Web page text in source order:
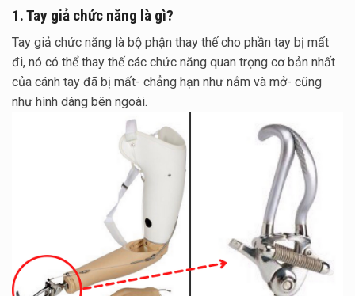
1. Tay giả chức năng là gì?
Tay giả chức năng là bộ phận thay thế cho phần tay bị mất
đi, nó có thể thay thế các chức năng quan trọng cơ bản nhất
của cánh tay đã bị mất- chẳng hạn như nắm và mở- cũng
như hình dáng bên ngoài.